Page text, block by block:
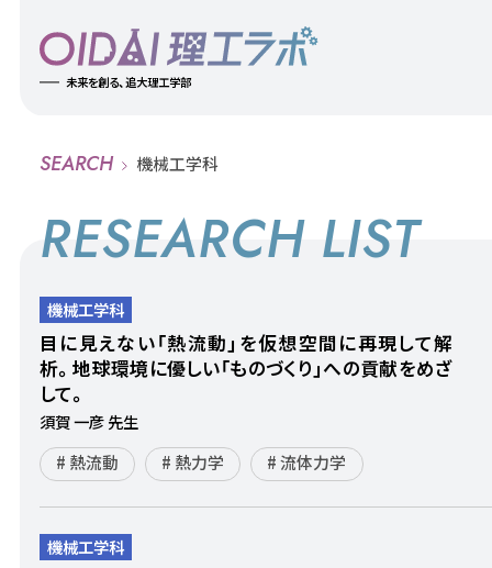
未来を創る、追大理工学部
SEARCH 機械工学科
RESEARCH LIST
機械工学科
目に見えない「熱流動」を仮想空間に再現して解
析。地球環境に優しい「ものづくり」への貢献をめざ
して。
須賀 ⼀彦 先生
熱流動
熱力学 流体力学
機械工学科